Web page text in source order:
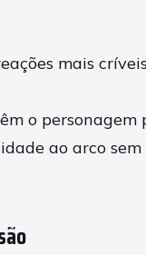
mais
o personagem
ao arco